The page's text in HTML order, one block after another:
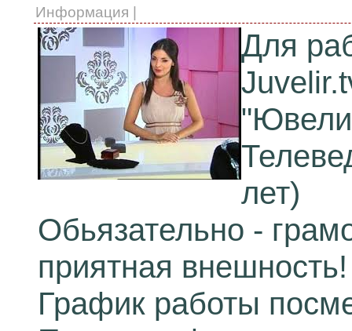
Информация |
Для
лет)
Обьязательно -
приятная внешность!
График работы